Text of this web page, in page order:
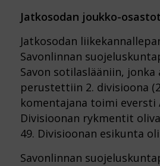
Jatkosodan joukko-osastot
Jatkosodan
Savonlinnan
Savon sotilaslääniin, jonka
perustettiin 2. divisioona
komentajana toimi eversti
Divisioonan rykmentit olivat
49. Divisioonan esikunta
Savonlinnan